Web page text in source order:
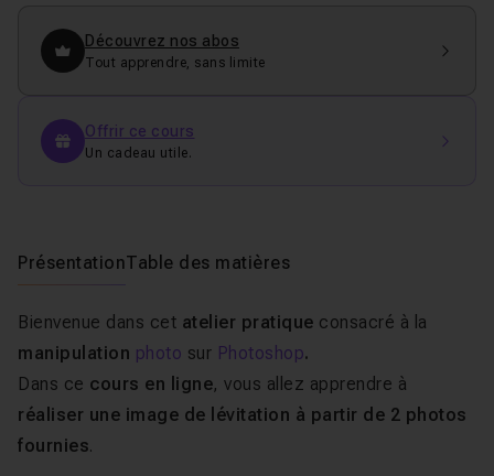
Découvrez nos abos
Tout apprendre, sans limite
Offrir ce cours
Un cadeau utile.
PrésentationTable des matières
Bienvenue dans cet atelier pratique consacré à la
manipulation photo sur Photoshop.
Dans ce cours en ligne, vous allez apprendre à
réaliser une image de lévitation à partir de 2 photos
fournies.